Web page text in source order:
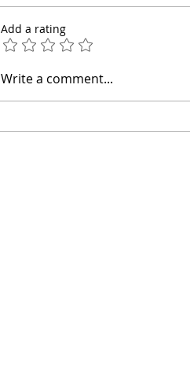
Inversión Inmobiliaria:
Verdad Arquitecto Calderon
Add a rating
Write a comment...